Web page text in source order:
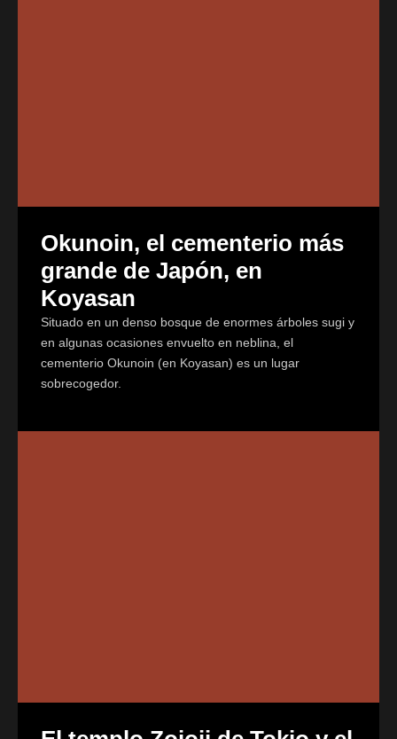
Okunoin, el cementerio más
grande de Japón, en
Koyasan
Situado en un denso bosque de enormes árboles sugi y
en algunas ocasiones envuelto en neblina, el
cementerio Okunoin (en Koyasan) es un lugar
sobrecogedor.